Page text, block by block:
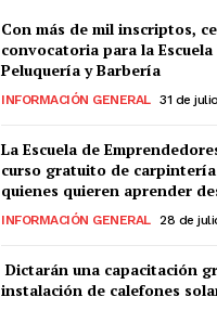
Con más de mil inscriptos,
convocatoria para la
Peluquería y Barbería
INFORMACIÓN GENERAL 31 de
La Escuela de
curso gratuito de
quienes quieren aprender
INFORMACIÓN GENERAL 28 de
Dictarán una capacitación
instalación de calefones